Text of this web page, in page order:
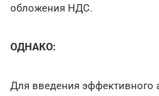
обложения НДС.
ОДНАКО:
Для введения эффективного